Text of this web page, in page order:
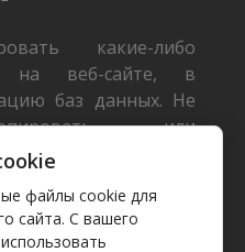
какие-либо
на веб-сайте, в
баз данных. Не
или
или базы данных
письменного
разрешать такие
Такие действия
файлы cookie для
сайта. С вашего